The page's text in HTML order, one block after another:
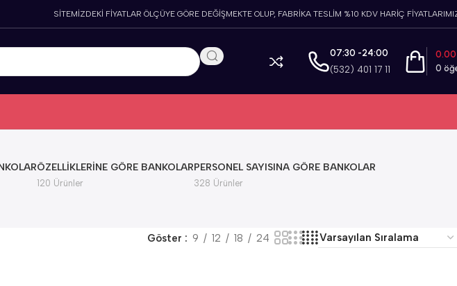
SİTEMİZDEKİ FİYATLAR ÖLÇÜYE GÖRE DEĞİŞMEKTE OLUP, FABRİKA TESLİM %10 KDV HARİÇ
07:30 -24:00
(532) 401 17 11 0
ÖZELLIKLERINE GÖRE BANKOLAR
120 Ürünler
PERSONEL SAYISINA GÖRE BANKOLAR
328 Ürünler
Göster 9 12 18 24